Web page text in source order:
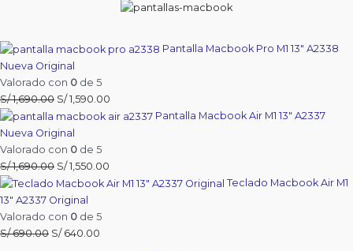
Pantalla Macbook Pro M1 13″ A2338
Nueva Original
Valorado con 0 de 5
S/1,690.00 El
precio
original
era:
S/ 1,690.00.
S/1,590.00
precio
Pantalla Macbook Air M1 13″ A2337
Nueva Original
Valorado con 0 de 5
S/1,690.00 El
precio
original
era:
S/ 1,690.00.
S/ 1,550.00
precio
Teclado Macbook Air M1
13″ A2337 Original
Valorado con 0 de 5
S/690.00 El
S/ 640.00